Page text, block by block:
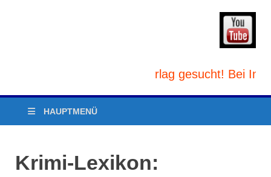
und/oder Verlag gesucht! Bei
HAUPTMENÜ
Krimi-Lexikon: